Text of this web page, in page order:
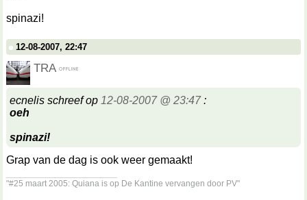
spinazi!
12-08-2007, 22:47
TRA
ecnelis schreef op 12-08-2007 @ 23:47:
oeh
spinazi!
Grap van de dag is ook weer gemaakt!
"#25 maart 2005: Quiana is op De Kantine vervangen door PV"